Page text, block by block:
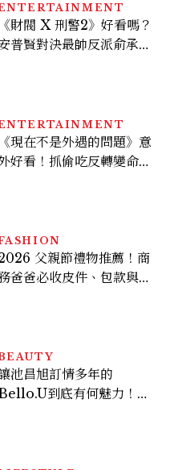
《財閥 X 刑警2》好看嗎？
普賢對決最帥反派俞承
大？
《現在不是外遇的問題》意
好看！抓偷吃反轉變命
點懶人包
父親節禮物推薦！商
爸爸必收皮件、包款與鞋
池昌旭訂情多年的
到底有何魅力！揭